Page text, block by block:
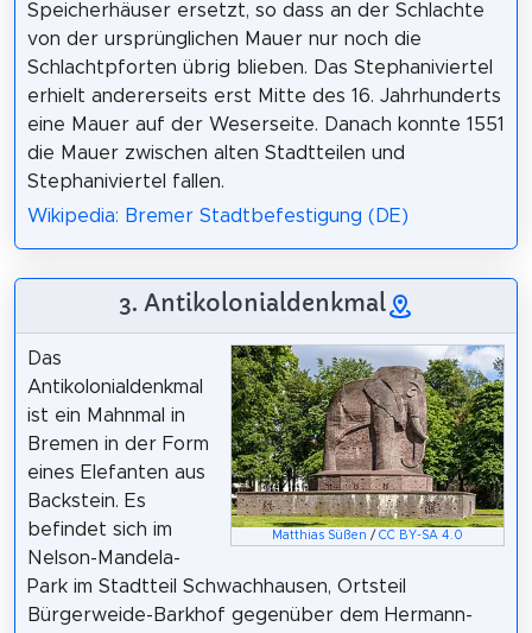
Speicherhäuser ersetzt, so dass an der Schlachte
von der ursprünglichen Mauer nur noch die
Schlachtpforten übrig blieben. Das Stephaniviertel
erhielt andererseits erst Mitte des 16. Jahrhunderts
eine Mauer auf der Weserseite. Danach konnte 1551
die Mauer zwischen alten Stadtteilen und
Stephaniviertel fallen.
Wikipedia: Bremer Stadtbefestigung (DE)
3. Antikolonialdenkmal
Matthias Süßen /CC BY-SA 4.0
Das
Antikolonialdenkmal
ist ein Mahnmal in
Bremen in der Form
eines Elefanten aus
Backstein. Es
befindet sich im
Nelson-Mandela-
Park im Stadtteil Schwachhausen, Ortsteil
Bürgerweide-Barkhof gegenüber dem Hermann-